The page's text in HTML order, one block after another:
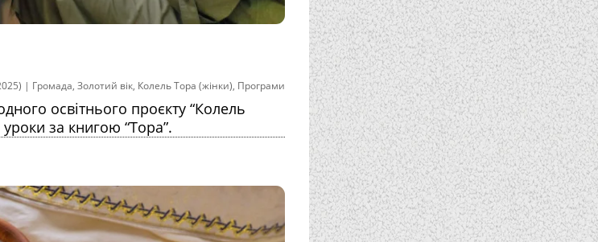
| Громада, Золотий вік, Колель Тора (жінки), Програми
освітнього проєкту “Колель
за книгою “Тора”.